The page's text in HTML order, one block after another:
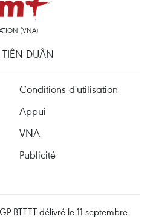
(VNA)
DUÂN
Conditions d'utilisation
Appui
VNA
Publicité
BTTTT délivré le 11 septembre